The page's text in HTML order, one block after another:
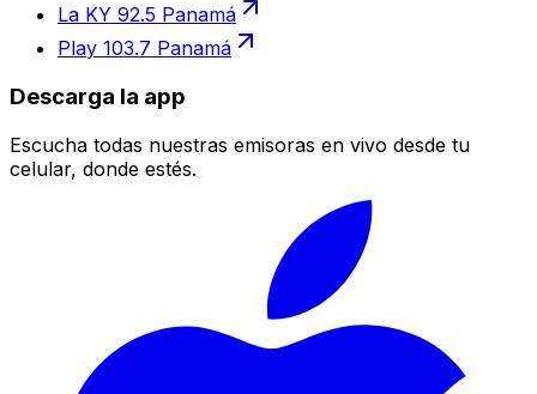
La KY 92.5 Panamá
Play 103.7 Panamá
Descarga la app
Escucha todas nuestras emisoras en vivo desde tu
celular, donde estés.